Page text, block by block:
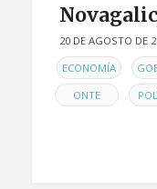
20 DE AGOSTO DE
ENECONOMÍA ,
ONTE ,